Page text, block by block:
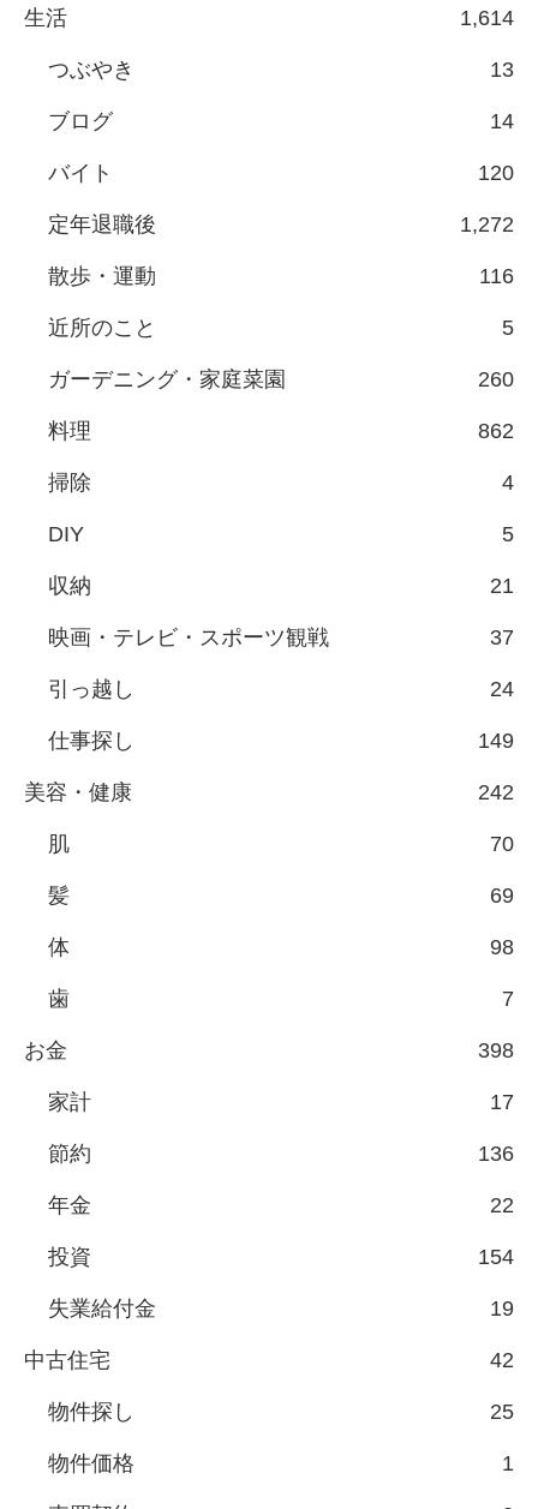
生活 1,614
つぶやき 13
ブログ 14
バイト 120
定年退職後 1,272
散歩・運動 116
近所のこと 5
ガーデニング・家庭菜園 260
料理 862
掃除 4
DIY 5
収納 21
映画・テレビ・スポーツ観戦 37
引っ越し 24
仕事探し 149
美容・健康 242
肌 70
髪 69
体 98
歯 7
お金 398
家計 17
節約 136
年金 22
投資 154
失業給付金 19
中古住宅 42
物件探し 25
物件価格 1